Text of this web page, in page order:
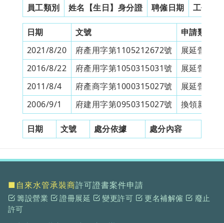
員工類別 姓名【生日】身分證 聘僱日期 工作證
日期 文號
申請類別
2021/8/20
府產用字第1105212672號
展延營業
2016/8/22
府產用字第1050315031號
展延營業
2011/8/4
府產商字第1000315027號
展延營業
2006/9/1
府建用字第0950315027號 換領新證
日期 文號 處分依據 處分內容
■自來水管承裝商許可證書案件申請
籌設營業 證冊展延 變更許可 更名補解僱
廢止
許可